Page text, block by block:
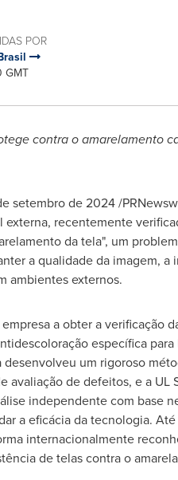
POR
GMT
contra o amarelamento
setembro de 2024/
recentemente
da tela", um
a qualidade da imagem,
ambientes externos.
a obter a verificação
específica para
desenvolveu um rigoroso
avaliação de defeitos, e a UL
independente com base
a eficácia da tecnologia.
internacionalmente
de telas contra o